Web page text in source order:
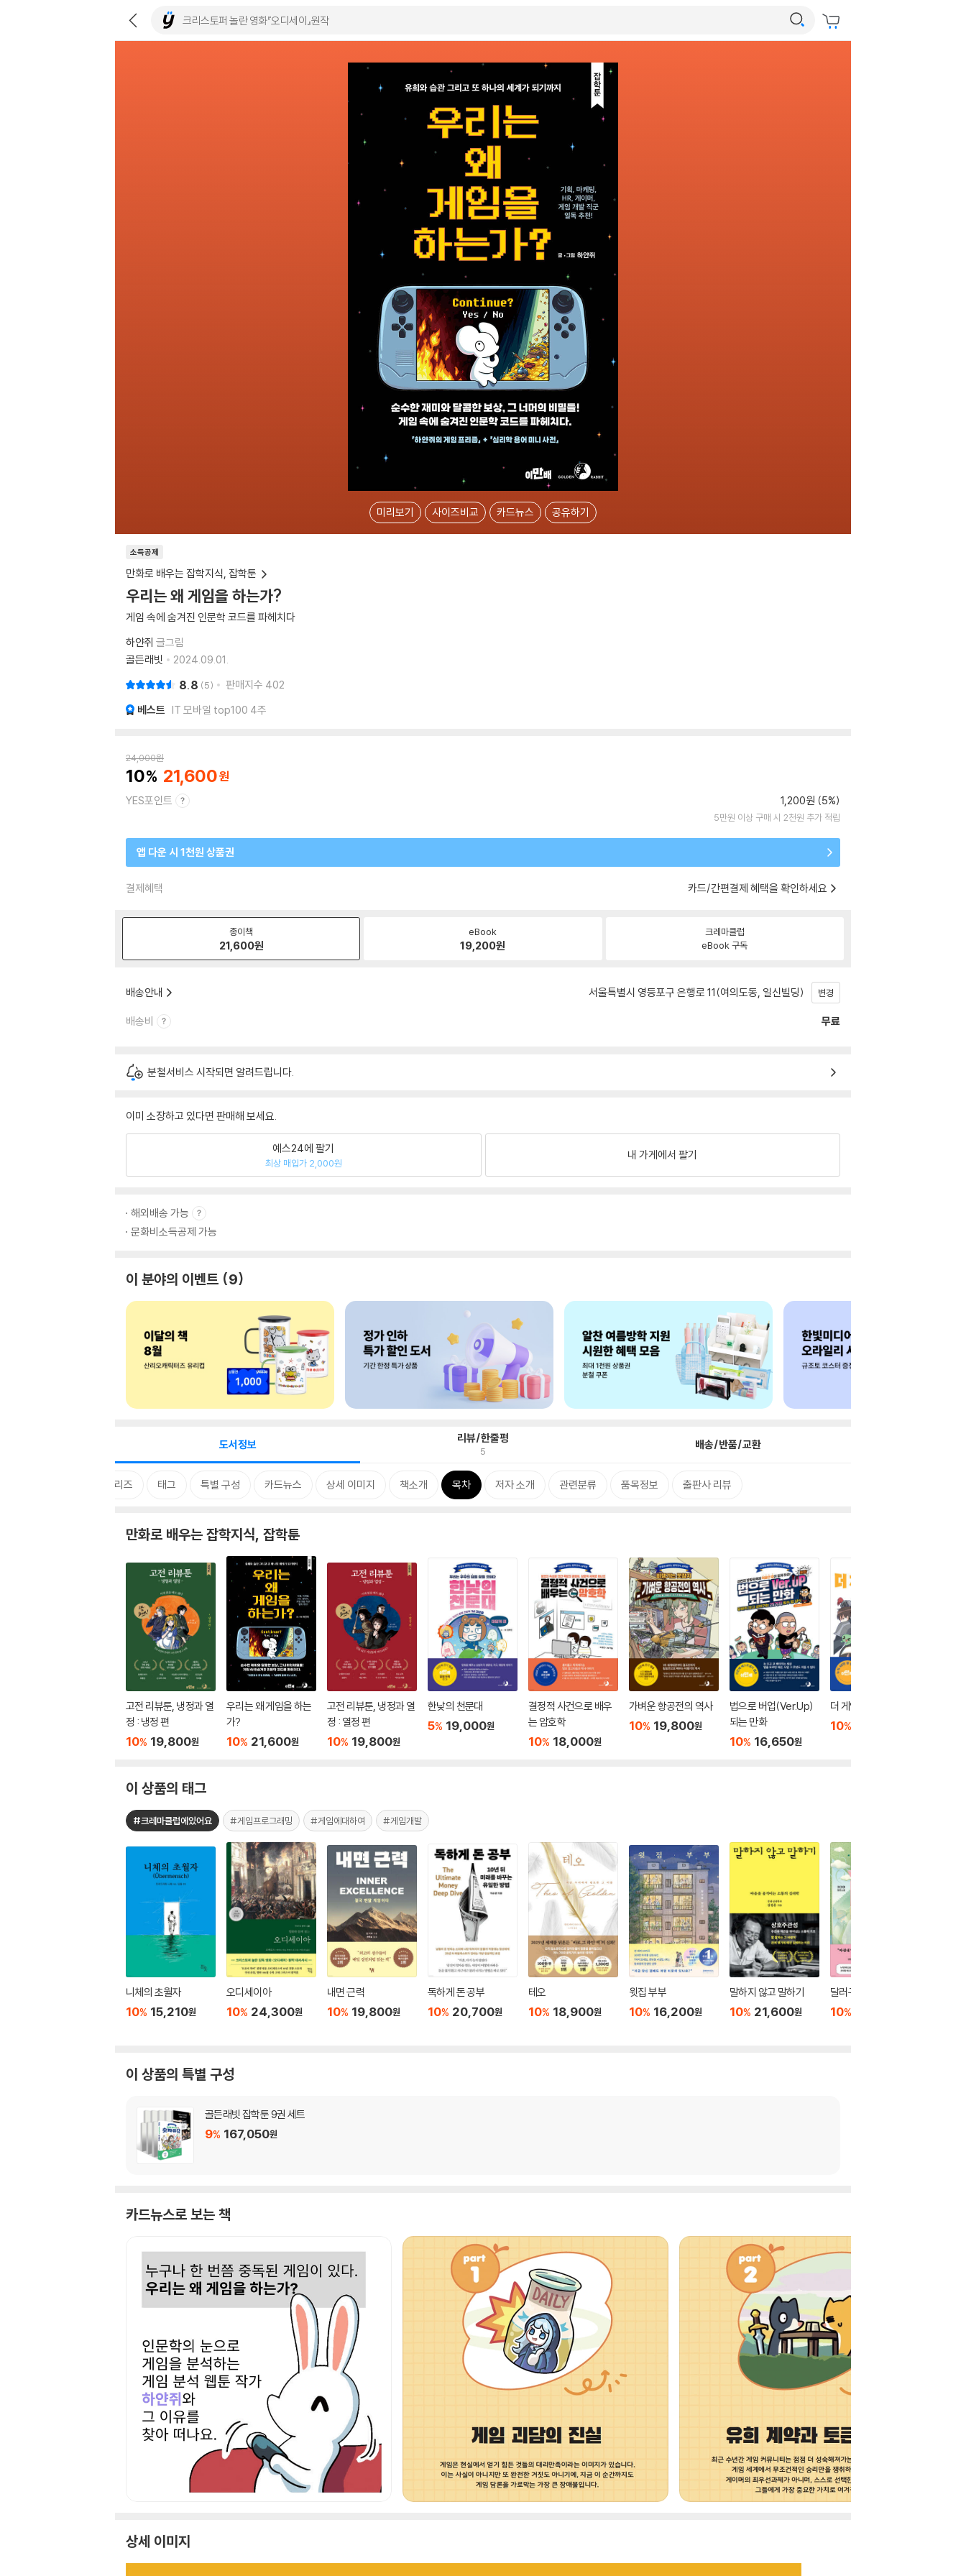
미리보기 사이즈비교 카드뉴스 공유하기
소득공제
만화로 배우는 잡학지식, 잡학툰
우리는 왜 게임을 하는가?
게임 속에 숨겨진 인문학 코드를 파헤치다
하얀쥐 글그림
골든래빗
2024.09.01.
8.8 5 판매지수 402
베스트 IT 모바일 top100 4주
24,000원
10 21,600
YES포인트 1,200원 (5%)
5만원 이상 구매 시 2천원 추가 적립
앱 다운 시 1천원 상품권
결제혜택 카드/간편결제 혜택을 확인하세요
종이책
21,600원
eBook
19,200원
크레마클럽
eBook 구독
배송안내 서울특별시 영등포구 은행로 11(여의도동, 일신빌딩) 변경
배송비 무료
분철서비스 시작되면 알려드립니다.
이미 소장하고 있다면 판매해 보세요.
예스24에 팔기
최상 매입가 2,000원
내 가게에서 팔기
해외배송 가능
문화비소득공제 가능
이 분야의 이벤트 9
도서정보 리뷰/한줄평
5 배송/반품/교환
시리즈 태그 특별 구성 카드뉴스 상세 이미지 책소개 목차 저자 소개 관련분류 품목정보 출판사 리뷰
만화로 배우는 잡학지식, 잡학툰
고전 리뷰툰, 냉정과 열
정 : 냉정 편
10% 19,800원
우리는 왜 게임을 하는
가?
10% 21,600원
고전 리뷰툰, 냉정과 열
정 : 열정 편
10% 19,800원
한낮의 천문대
5% 19,000원
결정적 사건으로 배우
는 암호학
10% 18,000원
가벼운 항공전의 역사
10% 19,800원
법으로 버업(Ver.Up)
되는 만화
10% 16,650원
더 게임 오리진
10%
이 상품의 태그
#크레마클럽에있어요 #게임프로그래밍 #게임에대하여 #게임개발
니체의 초월자
10% 15,210원
오디세이아
10% 24,300원
내면 근력
10% 19,800원
독하게 돈 공부
10% 20,700원
테오
10% 18,900원
윗집 부부
10% 16,200원
말하지 않고 말하기
10% 21,600원
달러구트 꿈 백화점 0
10%
이 상품의 특별 구성
골든래빗 잡학툰 9권 세트
9% 167,050원
카드뉴스로 보는 책
상세 이미지